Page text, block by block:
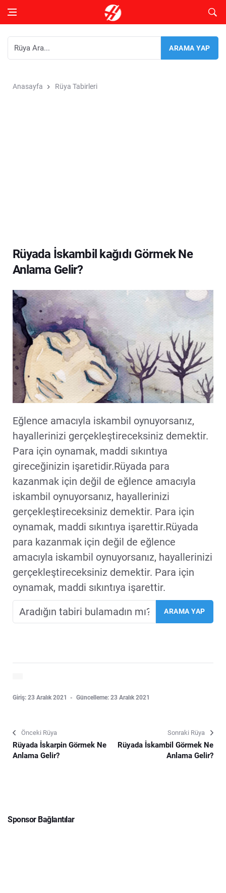
Anasayfa Rüya Tabirleri
Rüyada İskambil kağıdı Görmek Ne
Anlama Gelir?
Eğlence amacıyla iskambil oynuyorsanız,
hayallerinizi gerçekleştireceksiniz demektir.
Para için oynamak, maddi sıkıntıya
gireceğinizin işaretidir.Rüyada para
kazanmak için değil de eğlence amacıyla
iskambil oynuyorsanız, hayallerinizi
gerçekleştireceksiniz demektir. Para için
oynamak, maddi sıkıntıya işarettir.Rüyada
para kazanmak için değil de eğlence
amacıyla iskambil oynuyorsanız, hayallerinizi
gerçekleştireceksiniz demektir. Para için
oynamak, maddi sıkıntıya işarettir.
Giriş: 23 Aralık 2021 Güncelleme: 23 Aralık 2021
Önceki Rüya
Rüyada İskarpin Görmek Ne
Anlama Gelir?
Sonraki Rüya
Rüyada İskambil Görmek Ne
Anlama Gelir?
Sponsor Bağlantılar